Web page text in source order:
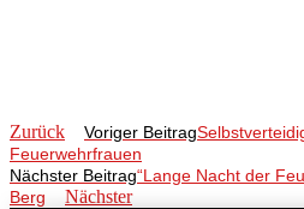
Zurück Voriger Beitrag
Feuerwehrfrauen
Nächster Beitrag“Lange Nacht der
Berg
Nächster